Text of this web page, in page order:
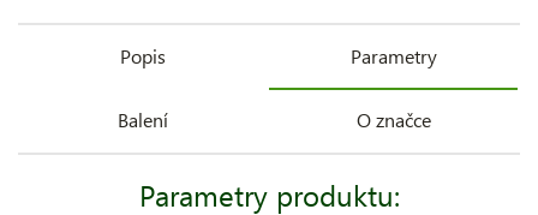
Popis Parametry
Balení O značce
Parametry produktu: